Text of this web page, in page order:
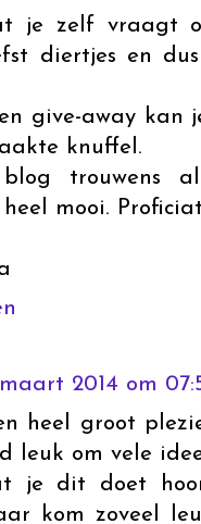
je zelf vraagt
diertjes en
give-away
knuffel.
trouwens
mooi.
maart 2014 om
heel groot
leuk om vele
je dit doet
kom zoveel